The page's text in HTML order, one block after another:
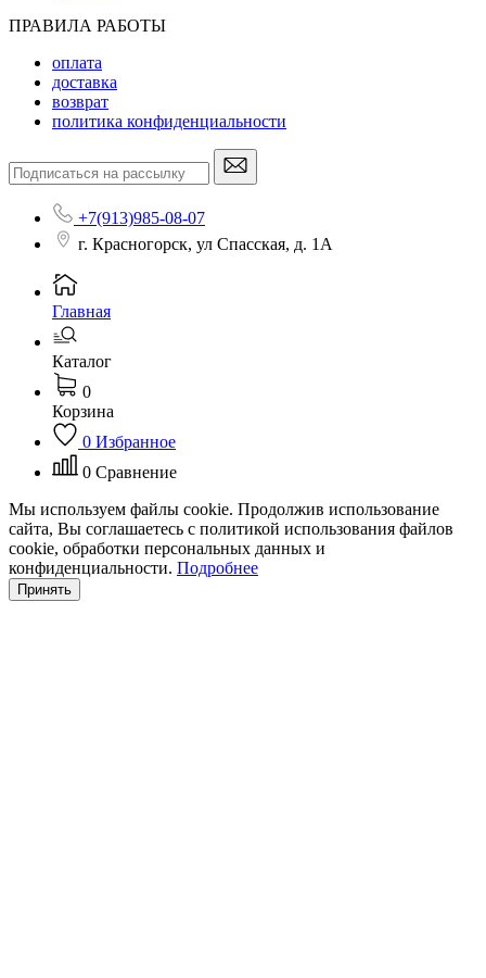
ПРАВИЛА РАБОТЫ
оплата
доставка
возврат
политика конфиденциальности
+7(913)985-08-07
г. Красногорск, ул Спасская, д. 1А
Главная
Каталог
0
Корзина
0 Избранное
0 Сравнение
Мы используем файлы cookie. Продолжив использование
сайта, Вы соглашаетесь с политикой использования файлов
cookie, обработки персональных данных и
конфиденциальности. Подробнее
Принять